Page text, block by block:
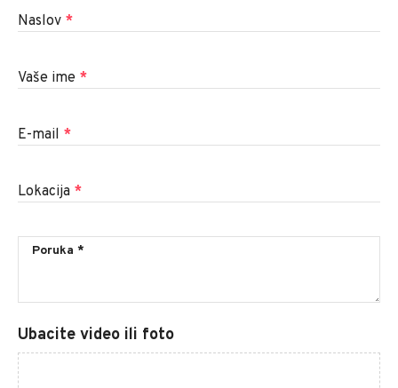
Naslov *
Vaše ime *
E-mail *
Lokacija *
Ubacite video ili foto